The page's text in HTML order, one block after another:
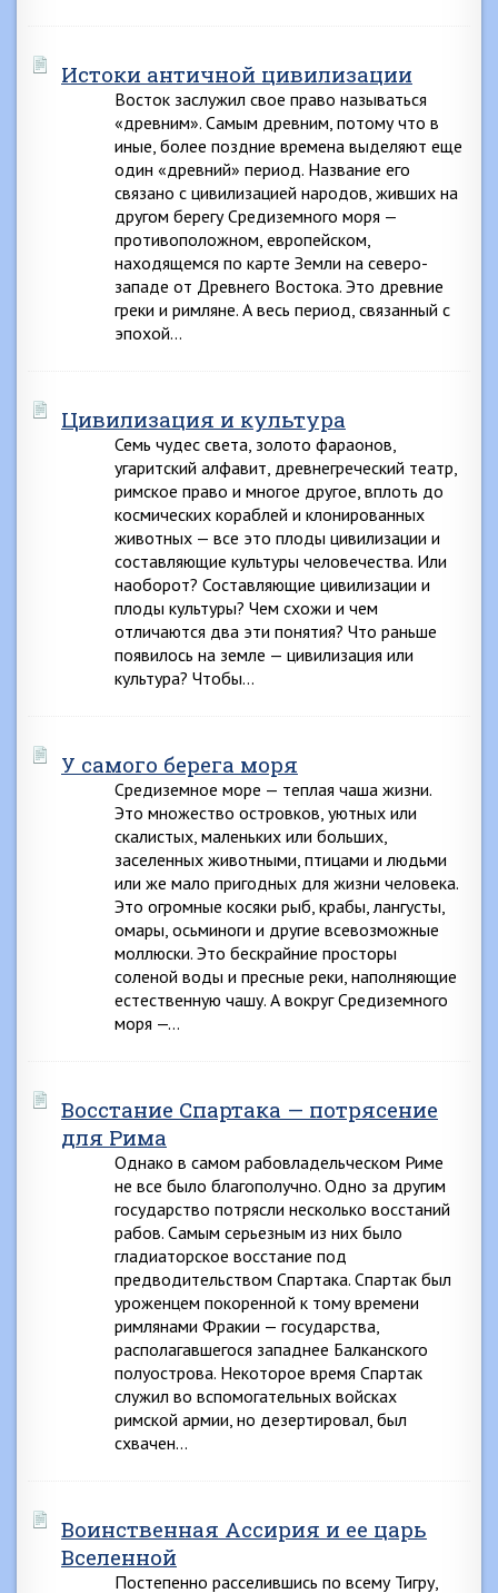
Истоки античной цивилизации
Восток заслужил свое право называться
«древним». Самым древним, потому что в
иные, более поздние времена выделяют еще
один «древний» период. Название его
связано с цивилизацией народов, живших на
другом берегу Средиземного моря —
противоположном, европейском,
находящемся по карте Земли на северо-
западе от Древнего Востока. Это древние
греки и римляне. А весь период, связанный с
эпохой…
Цивилизация и культура
Семь чудес света, золото фараонов,
угаритский алфавит, древнегреческий театр,
римское право и многое другое, вплоть до
космических кораблей и клонированных
животных — все это плоды цивилизации и
составляющие культуры человечества. Или
наоборот? Составляющие цивилизации и
плоды культуры? Чем схожи и чем
отличаются два эти понятия? Что раньше
появилось на земле — цивилизация или
культура? Чтобы…
У самого берега моря
Средиземное море — теплая чаша жизни.
Это множество островков, уютных или
скалистых, маленьких или больших,
заселенных животными, птицами и людьми
или же мало пригодных для жизни человека.
Это огромные косяки рыб, крабы, лангусты,
омары, осьминоги и другие всевозможные
моллюски. Это бескрайние просторы
соленой воды и пресные реки, наполняющие
естественную чашу. А вокруг Средиземного
моря —…
Восстание Спартака — потрясение
для Рима
Однако в самом рабовладельческом Риме
не все было благополучно. Одно за другим
государство потрясли несколько восстаний
рабов. Самым серьезным из них было
гладиаторское восстание под
предводительством Спартака. Спартак был
уроженцем покоренной к тому времени
римлянами Фракии — государства,
располагавшегося западнее Балканского
полуострова. Некоторое время Спартак
служил во вспомогательных войсках
римской армии, но дезертировал, был
схвачен…
Воинственная Ассирия и ее царь
Вселенной
Постепенно расселившись по всему Тигру,